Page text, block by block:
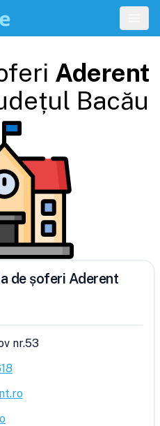
Aderent
Bacău
de șoferi Aderent
nr.53